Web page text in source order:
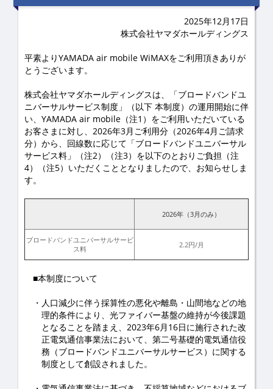
2025年12月17日
株式会社ヤマダホールディングス
平素よりYAMADA air mobile WiMAXをご利用頂きありが
とうございます。
株式会社ヤマダホールディングスは、「ブロードバンドユ
ニバーサルサービス制度」（以下 本制度）の運用開始に伴
い、YAMADA air mobile（注1）をご利用いただいている
お客さまに対し、2026年3月ご利用分（2026年4月ご請求
分）から、回線数に応じて「ブロードバンドユニバーサル
サービス料」（注2）（注3）を以下のとおりご負担（注
4）（注5）いただくこととなりましたので、お知らせしま
す。
2026年（3月のみ）
ブロードバンドユニバーサルサービ
ス料
2.2円/月
■本制度について
人口減少に伴う採算性の悪化や離島・山間地などの地
理的条件により、光ファイバー基盤の維持が今後課題
となることを踏まえ、2023年6月16日に施行された改
正電気通信事業法において、第二号基礎的電気通信役
務（ブロードバンドユニバーサルサービス）に関する
制度として創設されました。